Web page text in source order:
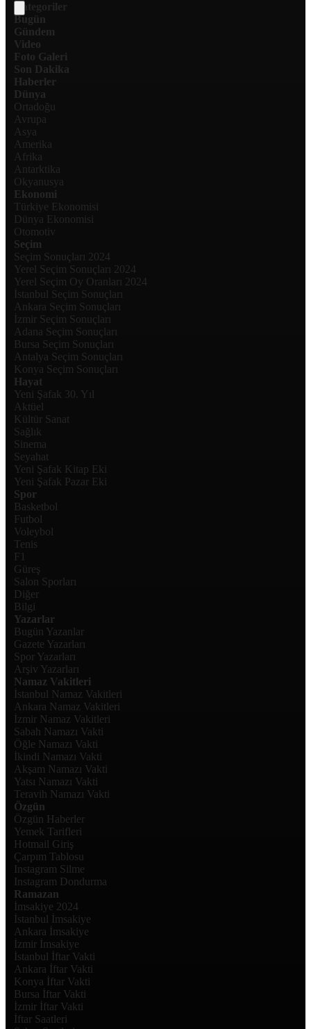
Kategoriler
Bugün
Gündem
Video
Foto Galeri
Son Dakika
Haberler
Dünya
Ortadoğu
Avrupa
Asya
Amerika
Afrika
Antarktika
Okyanusya
Ekonomi
Türkiye Ekonomisi
Dünya Ekonomisi
Otomotiv
Seçim
Seçim Sonuçları 2024
Yerel Seçim Sonuçları 2024
Yerel Seçim Oy Oranları 2024
İstanbul Seçim Sonuçları
Ankara Seçim Sonuçları
İzmir Seçim Sonuçları
Adana Seçim Sonuçları
Bursa Seçim Sonuçları
Antalya Seçim Sonuçları
Konya Seçim Sonuçları
Hayat
Yeni Şafak 30. Yıl
Aktüel
Kültür Sanat
Sağlık
Sinema
Seyahat
Yeni Şafak Kitap Eki
Yeni Şafak Pazar Eki
Spor
Basketbol
Futbol
Voleybol
Tenis
F1
Güreş
Salon Sporları
Diğer
Bilgi
Yazarlar
Bugün Yazanlar
Gazete Yazarları
Spor Yazarları
Arşiv Yazarları
Namaz Vakitleri
İstanbul Namaz Vakitleri
Ankara Namaz Vakitleri
İzmir Namaz Vakitleri
Sabah Namazı Vakti
Öğle Namazı Vakti
İkindi Namazı Vakti
Akşam Namazı Vakti
Yatsı Namazı Vakti
Teravih Namazı Vakti
Özgün
Özgün Haberler
Yemek Tarifleri
Hotmail Giriş
Çarpım Tablosu
Instagram Silme
Instagram Dondurma
Ramazan
İmsakiye 2024
İstanbul İmsakiye
Ankara İmsakiye
İzmir İmsakiye
İstanbul İftar Vakti
Ankara İftar Vakti
Konya İftar Vakti
Bursa İftar Vakti
İzmir İftar Vakti
İftar Saatleri